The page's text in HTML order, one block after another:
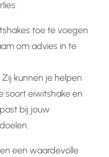
toe te voegen
om advies in te
kunnen je helpen
soort eiwitshake en
bij jouw
een waardevolle